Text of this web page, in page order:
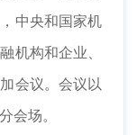
中央和国家机
机构和企业、
会议。会议以
会场。